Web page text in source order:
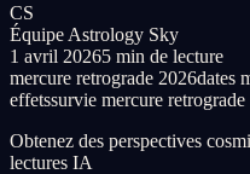
CS
Équipe Astrology Sky
1 avril 20265 min de lecture
mercure retrograde 2026dates
effetssurvie mercure retrograde
Obtenez des perspectives
lectures IA